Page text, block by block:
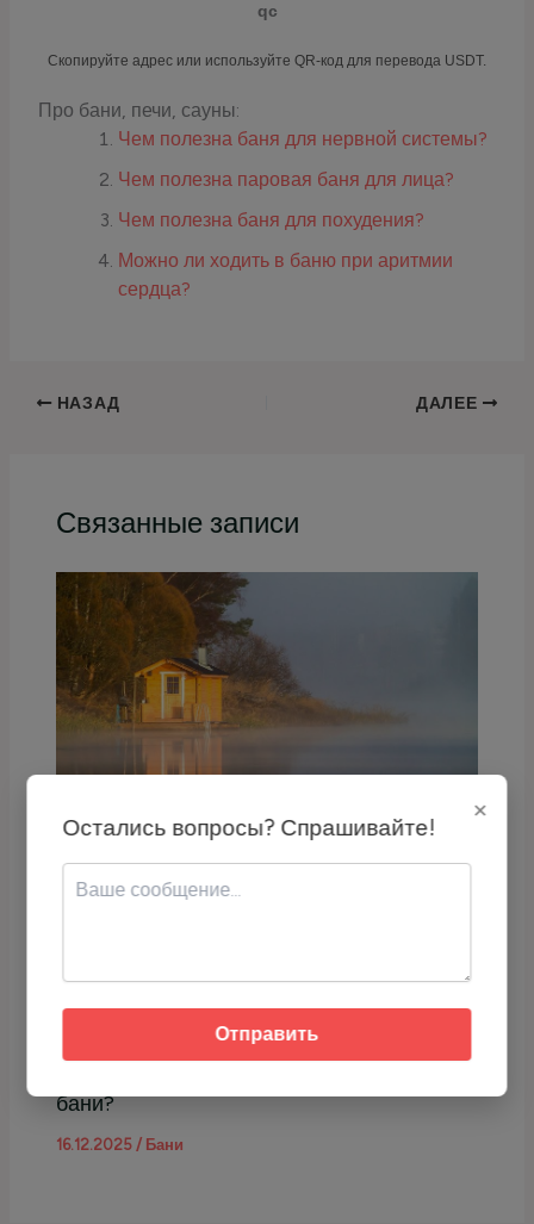
qc
Скопируйте адрес или используйте QR-код для перевода USDT.
Про бани, печи, сауны:
Чем полезна баня для нервной системы?
Чем полезна паровая баня для лица?
Чем полезна баня для похудения?
Можно ли ходить в баню при аритмии
сердца?
НАЗАД ДАЛЕЕ
Связанные записи
16.12.2025/Бани
бани?
16.12.2025/ Бани
×
Остались вопросы? Спрашивайте!
Отправить